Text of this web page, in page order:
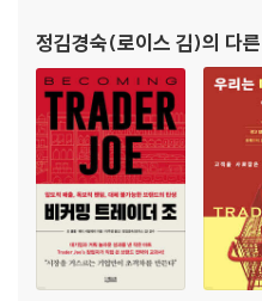
같은 타이밍에 웃겠다는 꿈
Chapter 8 매일 실수하지만 결코
반복되는 실수에서 배우는 것| 영
0시간, 200권의 성장 기록
Chapter 9 골방 영어에서 벗어나
로이스, 너 영어에 무슨 짓을 한 거
킨다| SNS 챌린지에 도전해보자
PART 3 영어를 숨 쉬듯 밥 먹듯 써
정김경숙(로이스 김)의 다